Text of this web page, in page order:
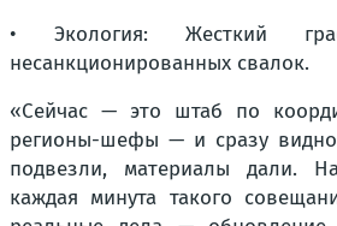
• Экология: Жесткий
несанкционированных свалок.
«Сейчас — это штаб по
регионы-шефы — и сразу видно
подвезли, материалы дали.
каждая минута такого